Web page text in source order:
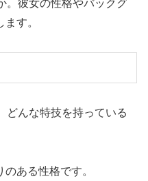
。彼女の性格やバックグ
す。
どんな特技を持っている
ある性格です。